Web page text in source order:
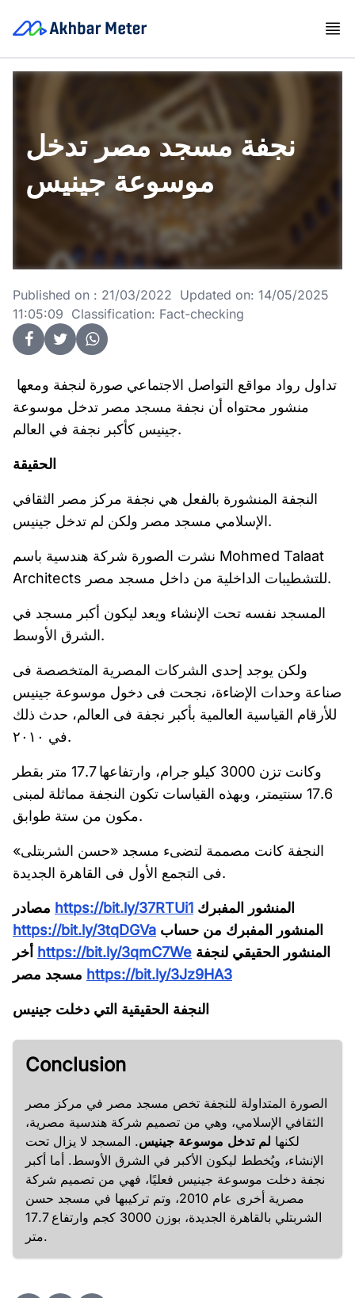
نجفة مسجد مصر تدخل
موسوعة جينيس
Published on : 21/03/2022 Updated on: 14/05/2025
11:05:09 Classification: Fact-checking
منشور محتواه أن نجفة مسجد مصر تدخل موسوعة
جينيس كأكبر نجفة في العالم.
الحقيقة
النجفة المنشورة بالفعل هي نجفة مركز مصر الثقافي
الإسلامي مسجد مصر ولكن لم تدخل جينيس.
نشرت الصورة شركة هندسية باسم Mohmed Talaat
Architects للتشطيبات الداخلية من داخل مسجد مصر.
المسجد نفسه تحت الإنشاء ويعد ليكون أكبر مسجد في
الشرق الأوسط.
ولكن يوجد إحدى الشركات المصرية المتخصصة فى
صناعة وحدات الإضاءة، نجحت فى دخول موسوعة جينيس
للأرقام القياسية العالمية بأكبر نجفة فى العالم، حدث ذلك
في ٢٠١٠.
وكانت تزن 3000 كيلو جرام، وارتفاعها 17.7 متر بقطر
17.6 سنتيمتر، وبهذه القياسات تكون النجفة مماثلة لمبنى
مكون من ستة طوابق.
النجفة كانت مصممة لتضىء مسجد «حسن الشربتلى»
فى التجمع الأول فى القاهرة الجديدة.
مصادر https://bit.ly/37RTUi1 المنشور المفبرك
https://bit.ly/3tqDGVa المنشور المفبرك من حساب
أخر https://bit.ly/3qmC7We المنشور الحقيقي لنجفة
مسجد مصر https://bit.ly/3Jz9HA3
النجفة الحقيقية التي دخلت جينيس
Conclusion
الصورة المتداولة للنجفة تخص مسجد مصر في مركز مصر
الثقافي الإسلامي، وهي من تصميم شركة هندسية مصرية،
لكنها لم تدخل موسوعة جينيس. المسجد لا يزال تحت
الإنشاء، ويُخطط ليكون الأكبر في الشرق الأوسط. أما أكبر
نجفة دخلت موسوعة جينيس فعليًا، فهي من تصميم شركة
مصرية أخرى عام 2010، وتم تركيبها في مسجد حسن
الشربتلي بالقاهرة الجديدة، بوزن 3000 كجم وارتفاع 17.7
متر.